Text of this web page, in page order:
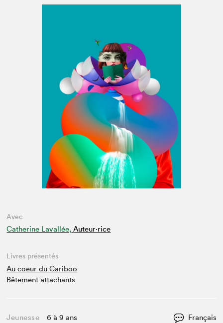
Avec
Catherine Lavallée, Auteur·rice
Livres présentés
Au coeur du Cariboo
Bêtement attachants
Jeunesse 6 à 9 ans Français